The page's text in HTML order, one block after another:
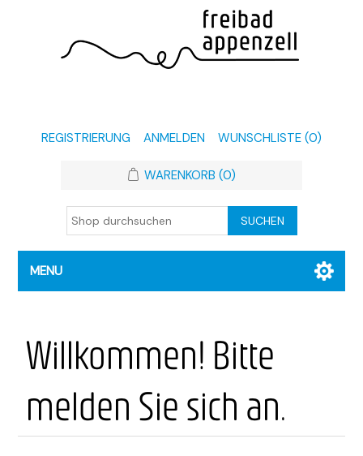
REGISTRIERUNG ANMELDEN WUNSCHLISTE (0)
WARENKORB (0)
MENU
Willkommen! Bitte
melden Sie sich an.